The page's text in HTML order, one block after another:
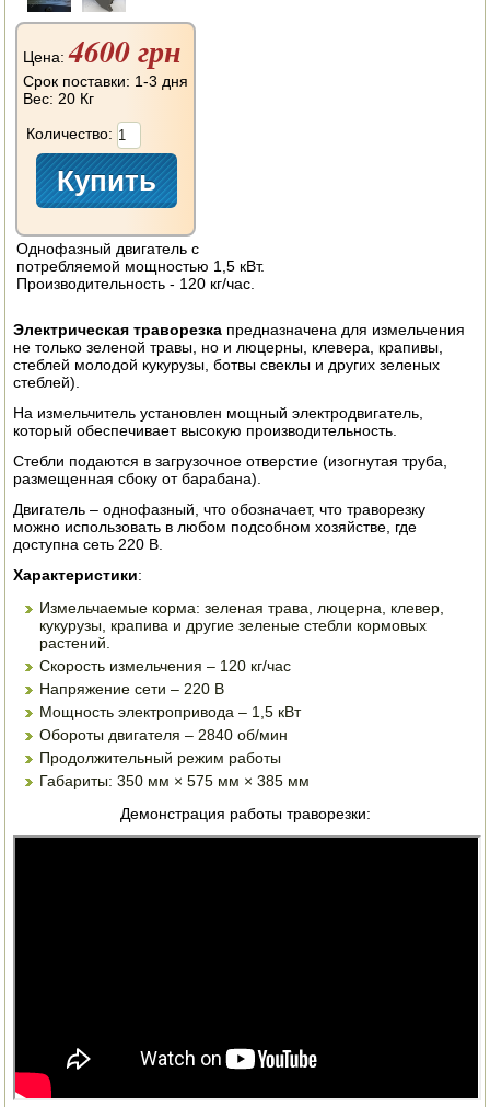
ГАЗОВЫЕ БАЛЛОНЫ
НАСТОЛЬНЫЕ ПЛИТЫ
ЭЛЕКТРО И БЕНЗО ИНСТРУМЕНТ
ОПРЫСКИВАТЕЛИ
СОКОВЫЖИМАЛКИ
СОКОВАРКИ
ОБОРУДОВАНИЕ ДЛЯ ПЧЕЛОВОДСТВА
ДОИЛЬНЫЕ АППАРАТЫ
СРЕДСТВА ОТ ВРЕДИТЕЛЕЙ
ПОСУДА ДЛЯ КУХНИ
ДУШ ДЛЯ ДАЧИ И ДОМА
МАНГАЛЫ, КОПТИЛЬНИ
ОРЕХОКОЛЫ
Цена:4600 грн
Срок поставки: 1-3 дня
Вес: 20 Кг
Количество:
Однофазный двигатель с
потребляемой мощностью 1,5 кВт.
Производительность - 120 кг/час.
Электрическая траворезка предназначена для измельчения
не только зеленой травы, но и люцерны, клевера, крапивы,
стеблей молодой кукурузы, ботвы свеклы и других зеленых
стеблей).
На измельчитель установлен мощный электродвигатель,
который обеспечивает высокую производительность.
Стебли подаются в загрузочное отверстие (изогнутая труба,
размещенная сбоку от барабана).
Двигатель – однофазный, что обозначает, что траворезку
можно использовать в любом подсобном хозяйстве, где
доступна сеть 220 В.
Характеристики:
Измельчаемые корма: зеленая трава, люцерна, клевер,
кукурузы, крапива и другие зеленые стебли кормовых
растений.
Скорость измельчения – 120 кг/час
Напряжение сети – 220 В
Мощность электропривода – 1,5 кВт
Обороты двигателя – 2840 об/мин
Продолжительный режим работы
Габариты: 350 мм × 575 мм × 385 мм
Демонстрация работы траворезки: